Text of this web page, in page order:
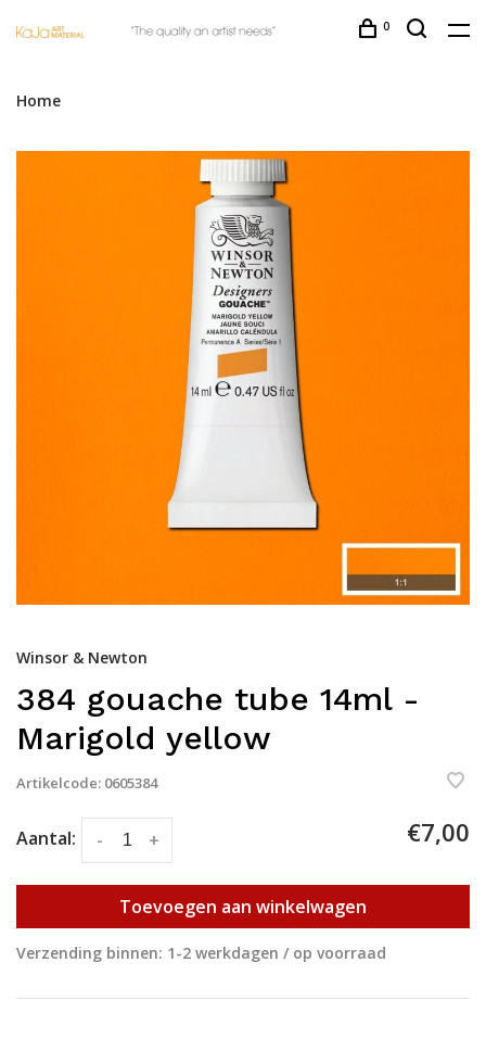
0
Home
Winsor & Newton
384 gouache tube 14ml -
Marigold yellow
Artikelcode: 0605384
Aantal: +
- €7,00
Toevoegen aan winkelwagen
Verzending binnen: 1-2 werkdagen / op voorraad